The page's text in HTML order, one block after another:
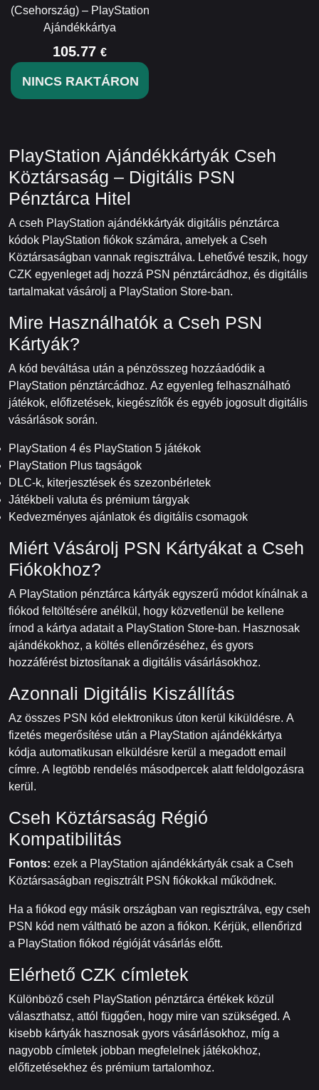
(Csehország) – PlayStation
Ajándékkártya
105.77 €
NINCS RAKTÁRON
PlayStation Ajándékkártyák Cseh
Köztársaság – Digitális PSN
Pénztárca Hitel
A cseh PlayStation ajándékkártyák digitális pénztárca
kódok PlayStation fiókok számára, amelyek a Cseh
Köztársaságban vannak regisztrálva. Lehetővé teszik, hogy
CZK egyenleget adj hozzá PSN pénztárcádhoz, és digitális
tartalmakat vásárolj a PlayStation Store-ban.
Mire Használhatók a Cseh PSN
Kártyák?
A kód beváltása után a pénzösszeg hozzáadódik a
PlayStation pénztárcádhoz. Az egyenleg felhasználható
játékok, előfizetések, kiegészítők és egyéb jogosult digitális
vásárlások során.
PlayStation 4 és PlayStation 5 játékok
PlayStation Plus tagságok
DLC-k, kiterjesztések és szezonbérletek
Játékbeli valuta és prémium tárgyak
Kedvezményes ajánlatok és digitális csomagok
Miért Vásárolj PSN Kártyákat a Cseh
Fiókokhoz?
A PlayStation pénztárca kártyák egyszerű módot kínálnak a
fiókod feltöltésére anélkül, hogy közvetlenül be kellene
írnod a kártya adatait a PlayStation Store-ban. Hasznosak
ajándékokhoz, a költés ellenőrzéséhez, és gyors
hozzáférést biztosítanak a digitális vásárlásokhoz.
Azonnali Digitális Kiszállítás
Az összes PSN kód elektronikus úton kerül kiküldésre. A
fizetés megerősítése után a PlayStation ajándékkártya
kódja automatikusan elküldésre kerül a megadott email
címre. A legtöbb rendelés másodpercek alatt feldolgozásra
kerül.
Cseh Köztársaság Régió
Kompatibilitás
Fontos: ezek a PlayStation ajándékkártyák csak a Cseh
Köztársaságban regisztrált PSN fiókokkal működnek.
Ha a fiókod egy másik országban van regisztrálva, egy cseh
PSN kód nem váltható be azon a fiókon. Kérjük, ellenőrizd
a PlayStation fiókod régióját vásárlás előtt.
Elérhető CZK címletek
Különböző cseh PlayStation pénztárca értékek közül
választhatsz, attól függően, hogy mire van szükséged. A
kisebb kártyák hasznosak gyors vásárlásokhoz, míg a
nagyobb címletek jobban megfelelnek játékokhoz,
előfizetésekhez és prémium tartalomhoz.